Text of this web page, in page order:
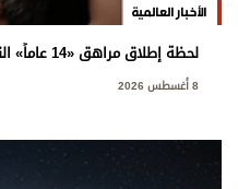
الأخبار العالمية
لحظة إطلاق مراهق «14 عاماً» النار على طلاب مدرسة في تايلاند
8 أغسطس 2026